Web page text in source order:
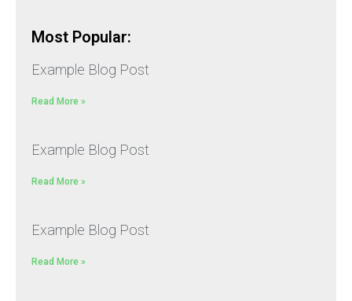
Most Popular:
Example Blog Post
Read More »
Example Blog Post
Read More »
Example Blog Post
Read More »